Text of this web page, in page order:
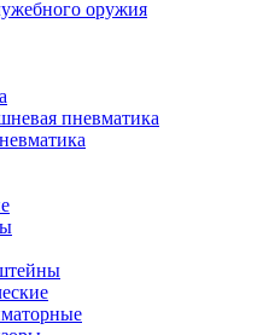
оружия
пневматика